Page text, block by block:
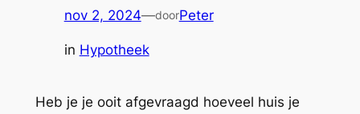
nov 2, 2024—doorPeter
in Hypotheek
Heb je je ooit afgevraagd hoeveel huis je